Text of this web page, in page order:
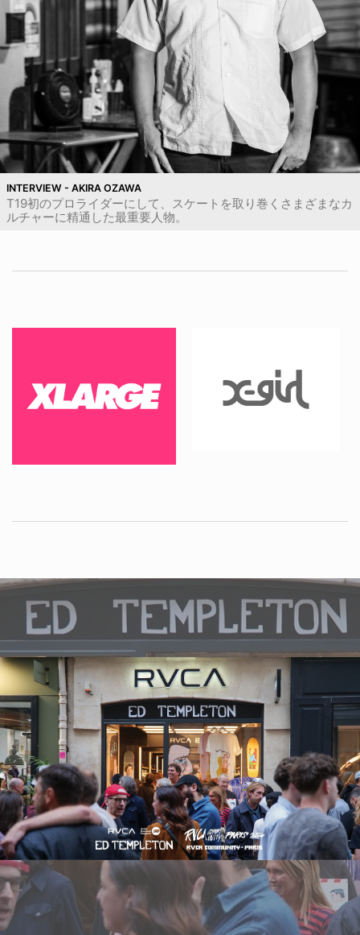
INTERVIEW - AKIRA OZAWA
T19初のプロライダーにして、スケートを取り巻くさまざまなカ
ルチャーに精通した最重要人物。